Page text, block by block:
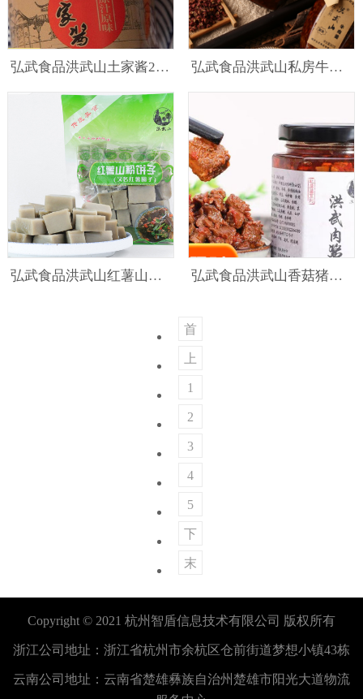
弘武食品洪武山土家酱240g 弘武食品洪武山私房牛肉酱380g
弘武食品洪武山红薯山粉饼圆子350g 弘武食品洪武山香菇猪肉酱180g
首
页
上
一1
2
3
4
5
下
一
末
Copyright © 2021 杭州智盾信息技术有限公司 版权所有
浙江公司地址：浙江省杭州市余杭区仓前街道梦想小镇43栋
云南公司地址：云南省楚雄彝族自治州楚雄市阳光大道物流